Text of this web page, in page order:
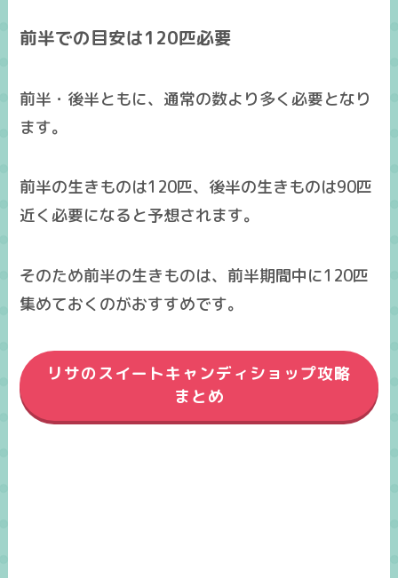
前半での目安は120匹必要
前半・後半ともに、通常の数より多く必要となり
ます。
前半の生きものは120匹、後半の生きものは90匹
近く必要になると予想されます。
そのため前半の生きものは、 前半期間中に120匹
集めておく のがおすすめです。
リサのスイートキャンディショップ攻略
まとめ